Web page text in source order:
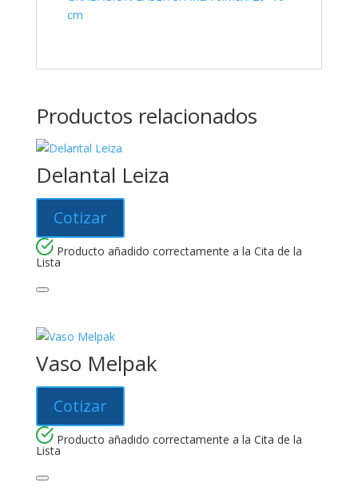
cm
Productos relacionados
Delantal Leiza
Cotizar
Producto añadido correctamente a la Cita de la
Lista
Vaso Melpak
Cotizar
Producto añadido correctamente a la Cita de la
Lista